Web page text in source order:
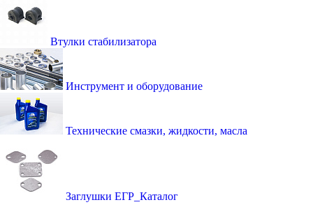
Втулки стабилизатора
Инструмент и оборудование
Технические смазки, жидкости, масла
Заглушки ЕГР_Каталог